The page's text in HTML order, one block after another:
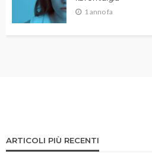
1 anno fa
ARTICOLI PIÙ RECENTI